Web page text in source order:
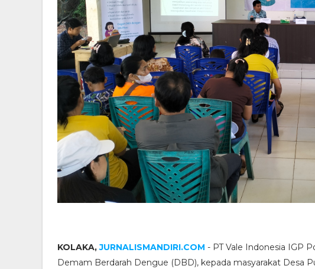
KOLAKA,JURNALISMANDIRI.COM - PT Vale Indonesia IGP
Demam Berdarah Dengue (DBD), kepada masyarakat Desa